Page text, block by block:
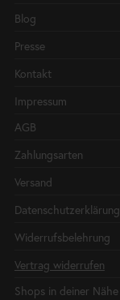
Blog
Presse
Kontakt
Impressum
AGB
Zahlungsarten
Versand
Datenschutzerklärung
Widerrufsbelehrung
Vertrag widerrufen
Shops in deiner Nähe